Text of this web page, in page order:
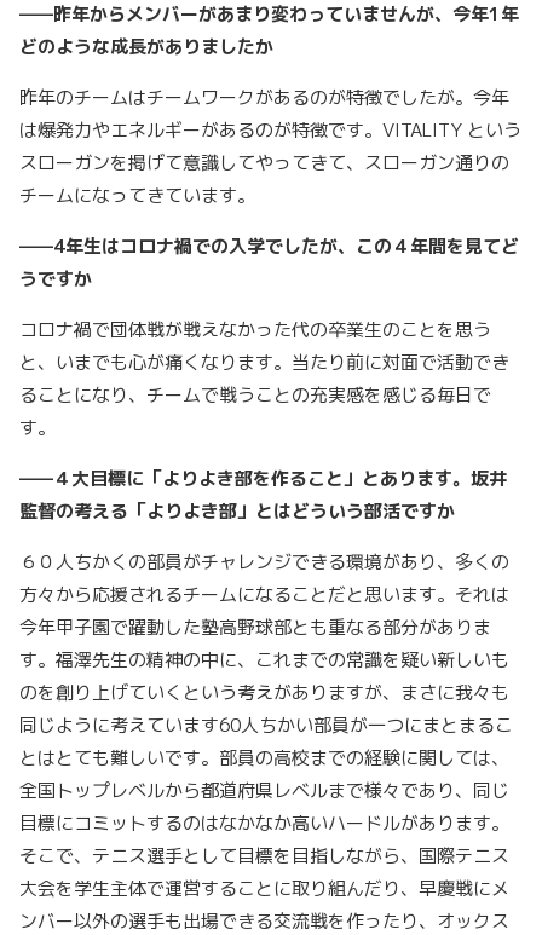
——昨年からメンバーがあまり変わっていませんが、今年1年
どのような成長がありましたか
昨年のチームはチームワークがあるのが特徴でしたが。今年
は爆発力やエネルギーがあるのが特徴です。VITALITY という
スローガンを掲げて意識してやってきて、スローガン通りの
チームになってきています。
——4年生はコロナ禍での入学でしたが、この４年間を見てど
うですか
コロナ禍で団体戦が戦えなかった代の卒業生のことを思う
と、いまでも心が痛くなります。当たり前に対面で活動でき
ることになり、チームで戦うことの充実感を感じる毎日で
す。
——４大目標に「よりよき部を作ること」とあります。坂井
監督の考える「よりよき部」とはどういう部活ですか
６０人ちかくの部員がチャレンジできる環境があり、多くの
方々から応援されるチームになることだと思います。それは
今年甲子園で躍動した塾高野球部とも重なる部分がありま
す。福澤先生の精神の中に、これまでの常識を疑い新しいも
のを創り上げていくという考えがありますが、まさに我々も
同じように考えています60人ちかい部員が一つにまとまるこ
とはとても難しいです。部員の高校までの経験に関しては、
全国トップレベルから都道府県レベルまで様々であり、同じ
目標にコミットするのはなかなか高いハードルがあります。
そこで、テニス選手として目標を目指しながら、国際テニス
大会を学生主体で運営することに取り組んだり、早慶戦にメ
ンバー以外の選手も出場できる交流戦を作ったり、オックス